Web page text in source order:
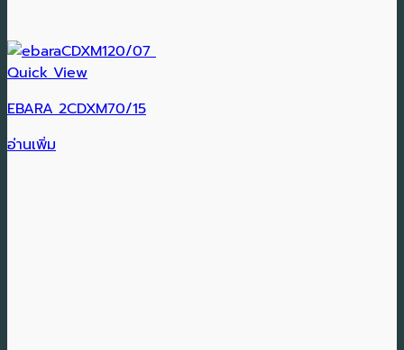
Quick View
EBARA 2CDXM70/15
อ่านเพิ่ม